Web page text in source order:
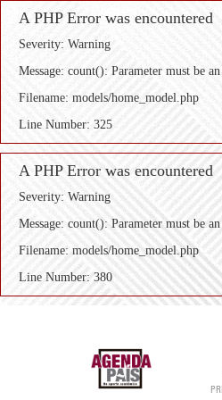
A PHP Error was encountered
Severity: Warning
Message: count(): Parameter must be
Filename: models/home_model.php
Line Number: 325
A PHP Error was encountered
Severity: Warning
Message: count(): Parameter must be
Filename: models/home_model.php
Line Number: 380